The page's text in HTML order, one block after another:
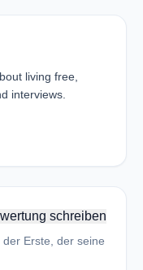
living free,
interviews.
schreiben
Erste, der seine